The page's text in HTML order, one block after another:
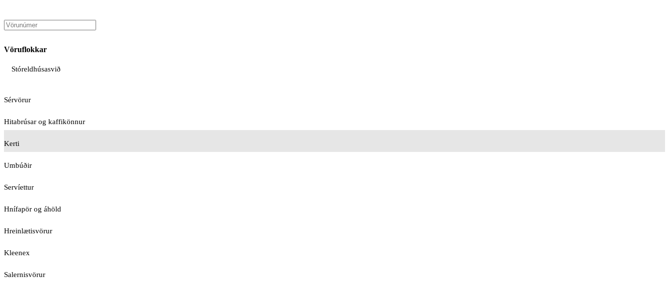
Vöruflokkar
Stóreldhúsasvið
Sérvörur
Hitabrúsar og kaffikönnur
Kerti
Umbúðir
Servíettur
Hnífapör og áhöld
Hreinlætisvörur
Kleenex
Salernisvörur